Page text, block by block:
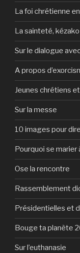
La foi chrétienne en
La sainteté, kézako
Sur le dialogue
A propos
Jeunes chrétiens
Sur la messe
10 images pour
Pourquoi se marier
Ose la rencontre
Rassemblement
Présidentielles et
Bouge ta planète
Sur l’euthanasie